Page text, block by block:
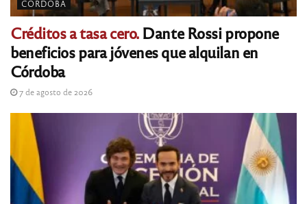
CÓRDOBA
Créditos a tasa cero.Dante Rossi propone
beneficios para jóvenes que alquilan en
Córdoba
7 de agosto de 2026